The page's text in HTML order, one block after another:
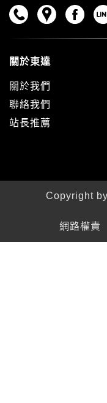
關於東達
關於我們
聯絡我們
站長推薦
Copyright
網路權責